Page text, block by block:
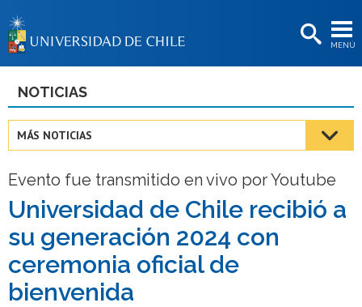
MENÚ
BIBLIOTECAS
Estudiantes
Académicas/os
Funcionarias/os
Egresadas/os
NOTICIAS
MÁS NOTICIAS
Evento fue transmitido en vivo por Youtube
Universidad de Chile recibió a
su generación 2024 con
ceremonia oficial de
bienvenida